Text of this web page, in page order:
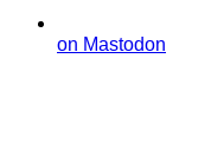
on Mastodon